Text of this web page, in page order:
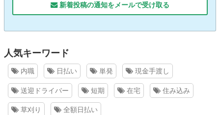
新着投稿の通知をメールで受け取る
人気キーワード
内職 日払い 単発 現金手渡し
送迎ドライバー 短期 在宅 住み込み
草刈り 全額日払い